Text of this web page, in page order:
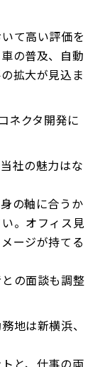
て高い評価を
の普及、自動
拡大が見込ま
ネクタ開発に
社の魅力はな
の軸に合うか
。オフィス見
ージが持てる
の面談も調整
地は新横浜、
と、仕事の両